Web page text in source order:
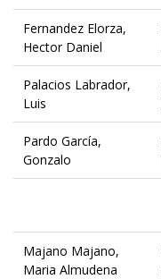
Fernandez Elorza,
Hector Daniel
Palacios Labrador,
Luis
Pardo García,
Gonzalo
Majano Majano,
Maria Almudena